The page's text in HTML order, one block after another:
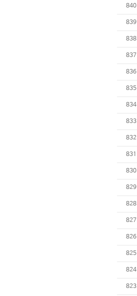
840
839
838
837
836
835
834
833
832
831
830
829
828
827
826
825
824
823